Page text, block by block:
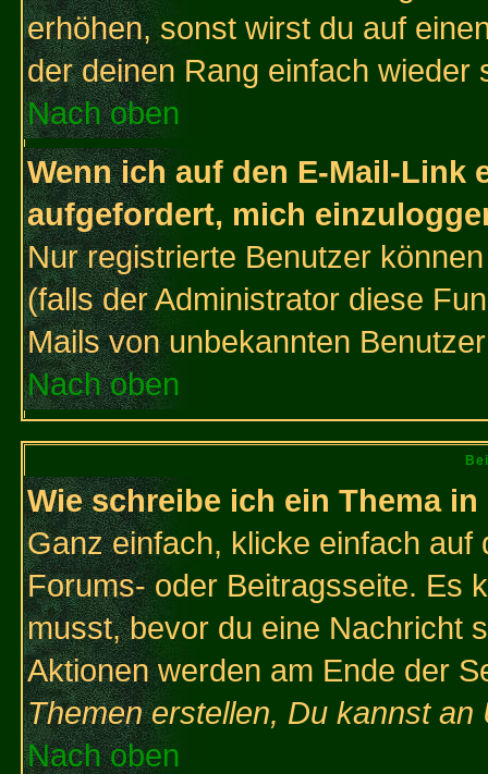
erhöhen, sonst wirst du auf
der deinen Rang einfach wieder
Nach oben
Wenn ich auf den E-Mail-Link
aufgefordert, mich
Nur registrierte Benutzer
(falls der Administrator diese
Mails von unbekannten
Nach oben
Wie schreibe ich ein Thema
Ganz einfach, klicke einfach
Forums- oder Beitragsseite. Es
musst, bevor du eine Nachricht
Aktionen werden am Ende der
Themen erstellen, Du kannst an
Nach oben